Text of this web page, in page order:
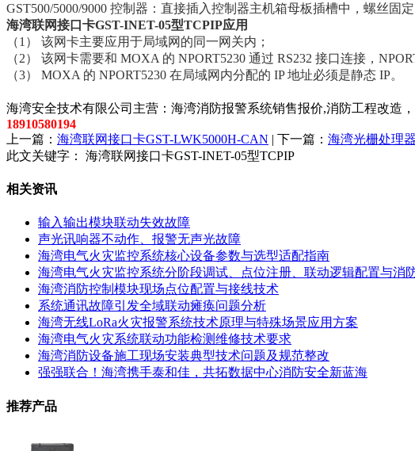
GST500/5000/9000 控制器：直接插入控制器主机箱母板插槽中，螺丝固定
海湾联网接口卡GST-INET-05型TCPIP应用
（1） 该网卡主要应用于局域网的同一网关内；
（2） 该网卡需要和 MOXA 的 NPORT5230 通过 RS232 接口连接，
（3） MOXA 的 NPORT5230 在局域网内分配的 IP 地址必须是静态 IP。
海湾安全技术有限公司主营：海湾消防报警系统销售报价,消防工程改造
18910580194
上一篇： 海湾联网接口卡GST-LWK5000H-CAN | 下一篇： 海湾光栅处理
此文关键字：
海湾联网接口卡GST-INET-05型TCPIP
相关资讯
输入输出模块联动失效故障
声光讯响器不动作、报警无声光故障
海湾电气火灾监控系统核心设备参数与选型适配指南
海湾电气火灾监控系统分阶段调试、点位注册、联动逻辑配置与消
海湾消防控制模块现场点位配置与接线技术
系统通讯故障引发全域联动瘫痪问题分析
海湾无线LoRa火灾报警系统技术原理与特殊场景应用方案
海湾电气火灾系统联动功能检测维修技术要求
海湾消防设备施工现场安装典型技术问题及规范整改
强强联合！海湾携手泰和佳，共拓数据中心消防安全新蓝海
推荐产品